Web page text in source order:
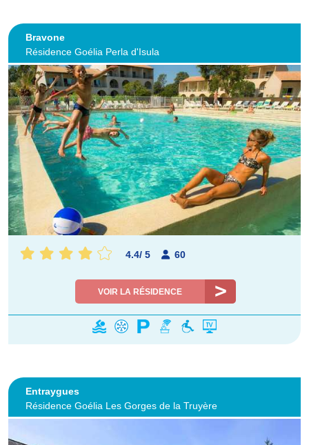
Bravone
Résidence Goélia Perla d'Isula
4.4/ 5 60
VOIR LA RÉSIDENCE
Entraygues
Résidence Goélia Les Gorges de la Truyère